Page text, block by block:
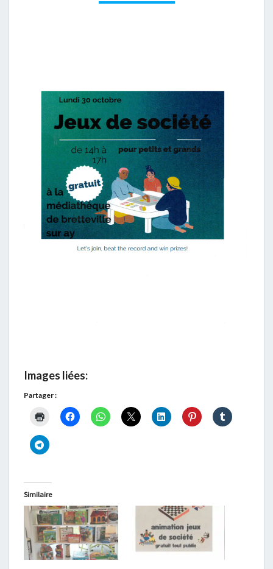
Images liées:
Partager :
Similaire